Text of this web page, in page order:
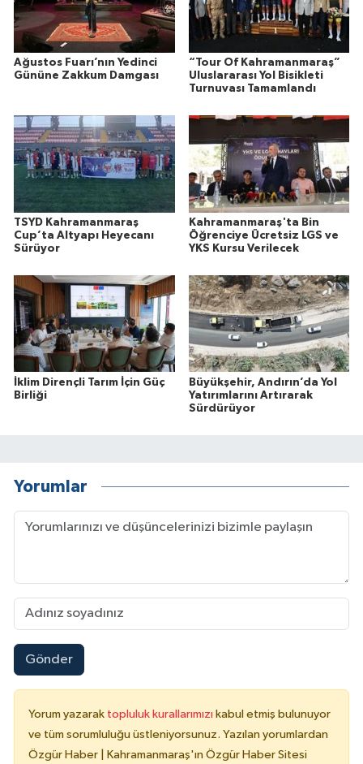
Ağustos Fuarı’nın Yedinci
Gününe Zakkum Damgası
“Tour Of Kahramanmaraş”
Uluslararası Yol Bisikleti
Turnuvası Tamamlandı
TSYD Kahramanmaraş
Cup’ta Altyapı Heyecanı
Sürüyor
Kahramanmaraş'ta Bin
Öğrenciye Ücretsiz LGS ve
YKS Kursu Verilecek
İklim Dirençli Tarım İçin Güç
Birliği
Büyükşehir, Andırın’da Yol
Yatırımlarını Artırarak
Sürdürüyor
Yorumlar
Gönder
Yorum yazarak topluluk kurallarımızı kabul etmiş bulunuyor
ve tüm sorumluluğu üstleniyorsunuz. Yazılan yorumlardan
Özgür Haber | Kahramanmaraş'ın Özgür Haber Sitesi